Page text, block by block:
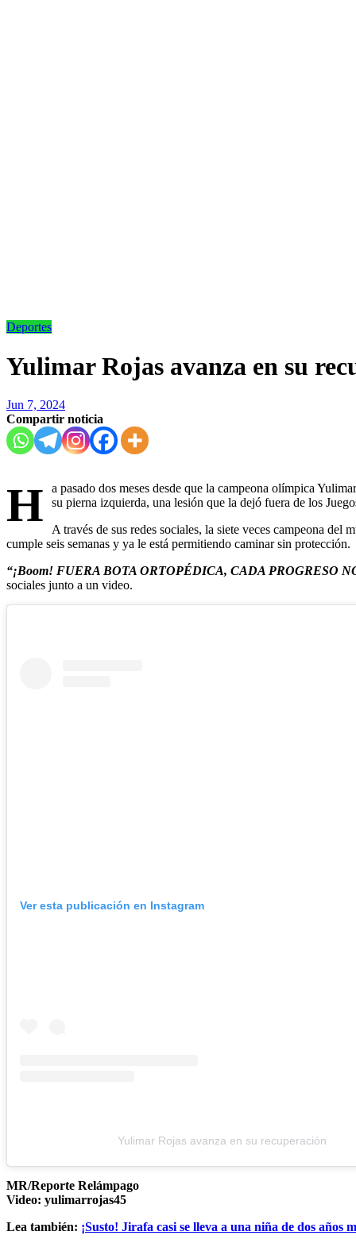
Deportes
Yulimar Rojas avanza en su
Jun 7, 2024
Compartir noticia
H
a pasado dos meses desde que la campeona olímpica
su pierna izquierda, una lesión que la dejó fuera de los
A través de sus redes sociales, la siete veces campeona
cumple seis semanas y ya le está permitiendo caminar sin protección.
“¡Boom! FUERA BOTA ORTOPÉDICA, CADA PROGRESO
sociales junto a un video.
Ver esta publicación en Instagram
Yulimar Rojas avanza en su recuperación
MR/Reporte Relámpago
Video: yulimarrojas45
Lea también: ¡Susto! Jirafa casi se lleva a una niña de dos años